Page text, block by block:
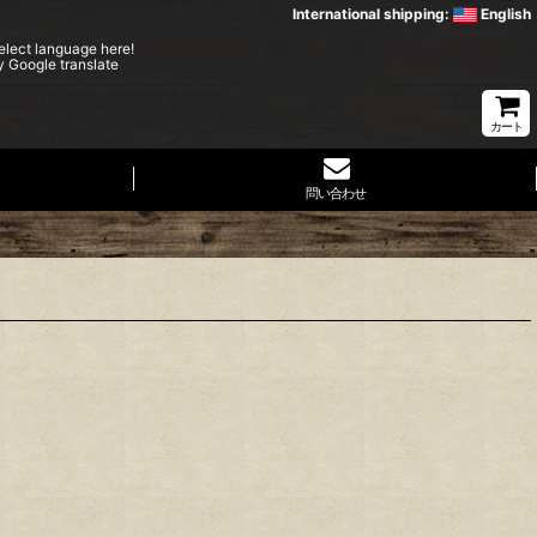
International shipping:
English
language here!
Google translate
カート
問い合わせ